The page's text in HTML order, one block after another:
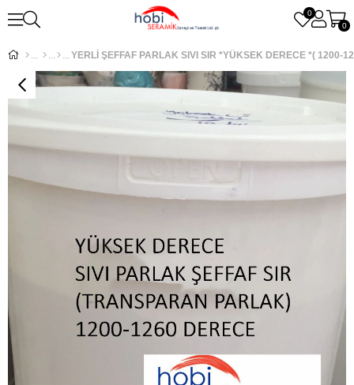
0
0
YERLİ ŞEFFAF PARLAK SIVI SIR *YÜKSEK DERECE *( 1200-